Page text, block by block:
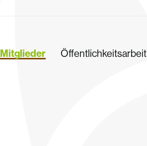
Mitglieder Öffentlichkeitsarbeit